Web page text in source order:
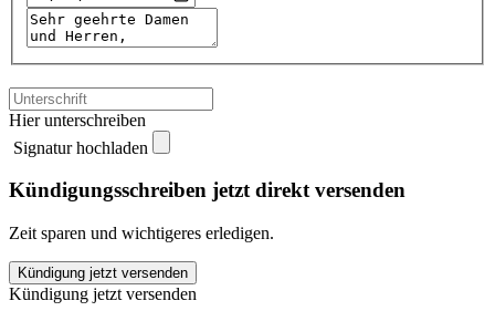
Hier unterschreiben
Signatur hochladen
Kündigungsschreiben jetzt direkt versenden
Zeit sparen und wichtigeres erledigen.
LEG
Immobilien
Kündigung jetzt versenden
Kündigung jetzt versenden